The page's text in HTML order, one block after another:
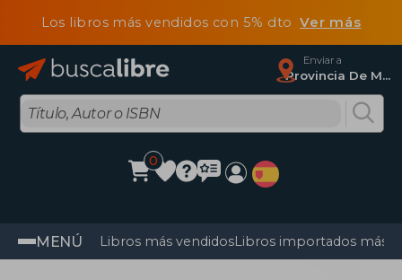
Los libros más vendidos con 5% dtoVer más
Enviar a
Provincia De Madrid
0
MENÚ Libros más vendidosLibros importados más